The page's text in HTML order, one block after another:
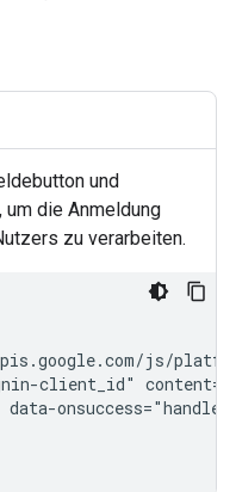
und
um die Anmeldung
zu verarbeiten.
js/
client_id" content="